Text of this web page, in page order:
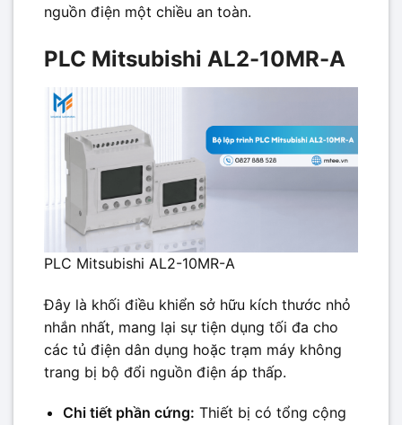
nguồn điện một chiều an toàn.
PLC Mitsubishi AL2-10MR-A
PLC Mitsubishi AL2-10MR-A
Đây là khối điều khiển sở hữu kích thước nhỏ
nhắn nhất, mang lại sự tiện dụng tối đa cho
các tủ điện dân dụng hoặc trạm máy không
trang bị bộ đổi nguồn điện áp thấp.
Chi tiết phần cứng: Thiết bị có tổng cộng